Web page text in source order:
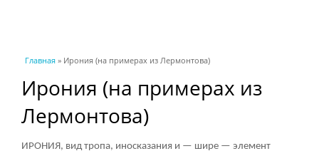
Вы здесь
Главная » Ирония (на примерах из Лермонтова)
Ирония (на примерах из
Лермонтова)
ИРОНИЯ, вид тропа, иносказания и — шире — элемент